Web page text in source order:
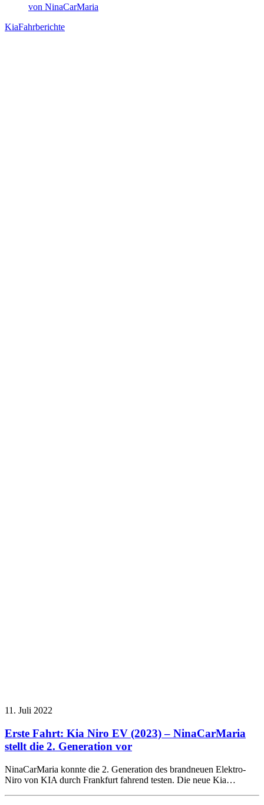
von NinaCarMaria
KiaFahrberichte
11. Juli 2022
Erste Fahrt: Kia Niro EV (2023) – NinaCarMaria
stellt die 2. Generation vor
NinaCarMaria konnte die 2. Generation des brandneuen Elektro-
Niro von KIA durch Frankfurt fahrend testen. Die neue Kia…